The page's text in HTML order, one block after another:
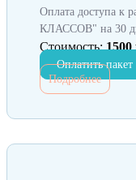
Оплата доступа
КЛАССОВ" на 30
Стоимость: 1500
Оплатить пакет
Подробнее